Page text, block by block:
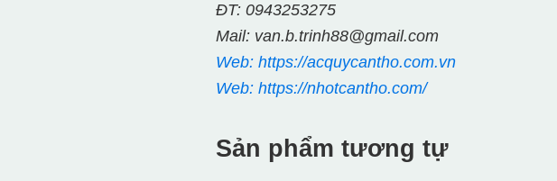
ĐT: 0943253275
Mail: van.b.trinh88@gmail.com
Web: https://acquycantho.com.vn
Web: https://nhotcantho.com/
Sản phẩm tương tự